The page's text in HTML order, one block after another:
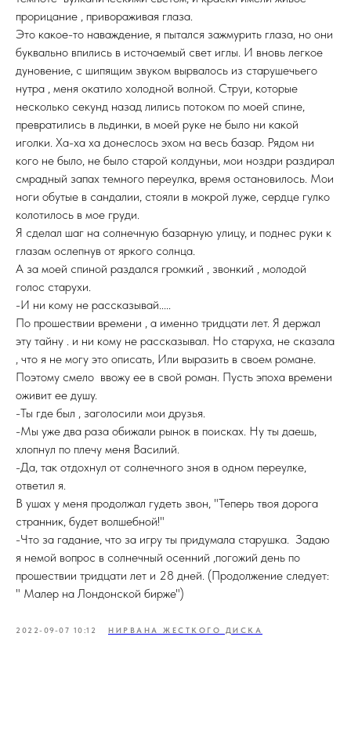
прорицание , привораживая глаза.
Это какое-то наваждение, я пытался зажмурить глаза, но они
буквально впились в источаемый свет иглы. И вновь легкое
дуновение, с шипящим звуком вырвалось из старушечьего
нутра , меня окатило холодной волной. Струи, которые
несколько секунд назад лились потоком по моей спине,
превратились в льдинки, в моей руке не было ни какой
иголки. Ха-ха ха донеслось эхом на весь базар. Рядом ни
кого не было, не было старой колдуньи, мои ноздри раздирал
смрадный запах темного переулка, время остановилось. Мои
ноги обутые в сандалии, стояли в мокрой луже, сердце гулко
колотилось в мое груди.
Я сделал шаг на солнечную базарную улицу, и поднес руки к
глазам ослепнув от яркого солнца.
А за моей спиной раздался громкий , звонкий , молодой
голос старухи.
-И ни кому не рассказывай.....
По прошествии времени , а именно тридцати лет. Я держал
эту тайну . и ни кому не рассказывал. Но старуха, не сказала
, что я не могу это описать, Или выразить в своем романе.
Поэтому смело ввожу ее в свой роман. Пусть эпоха времени
оживит ее душу.
-Ты где был , заголосили мои друзья.
-Мы уже два раза обижали рынок в поисках. Ну ты даешь,
хлопнул по плечу меня Василий.
-Да, так отдохнул от солнечного зноя в одном переулке,
ответил я.
В ушах у меня продолжал гудеть звон, "Теперь твоя дорога
странник, будет волшебной!"
-Что за гадание, что за игру ты придумала старушка. Задаю
я немой вопрос в солнечный осенний ,погожий день по
прошествии тридцати лет и 28 дней. (Продолжение следует:
" Малер на Лондонской бирже")
2022-09-07 10:12 НИРВАНА ЖЕСТКОГО ДИСКА